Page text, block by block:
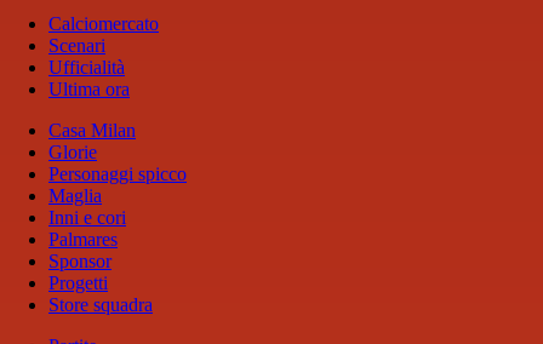
Calciomercato
Scenari
Ufficialità
Ultima ora
Casa Milan
Glorie
Personaggi spicco
Maglia
Inni e cori
Palmares
Sponsor
Progetti
Store squadra